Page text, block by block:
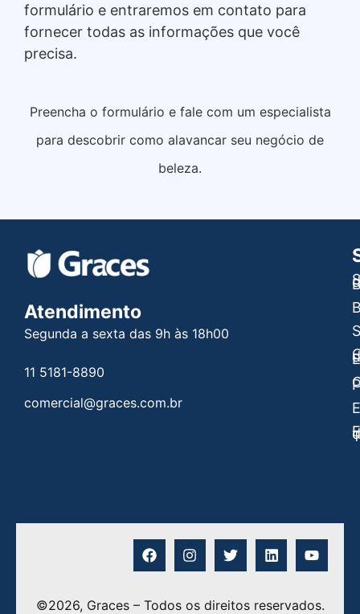
formulário e entraremos em contato para
fornecer todas as informações que você
precisa.
Preencha o formulário e fale com um especialista
para descobrir como alavancar seu negócio de
beleza.
Atendimento
Segunda a sexta das 9h às 18h00
11 5181-8890
comercial@graces.com.br
©2026, Graces – Todos os direitos reservados.